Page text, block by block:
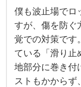
し
も
僕
も
波
止
場
で
ロ
ッ
ド
僕も波止場でロ
すが、傷を防ぐ
覚での対策です
ている「滑り止
地部分に巻き付
ストもかからず